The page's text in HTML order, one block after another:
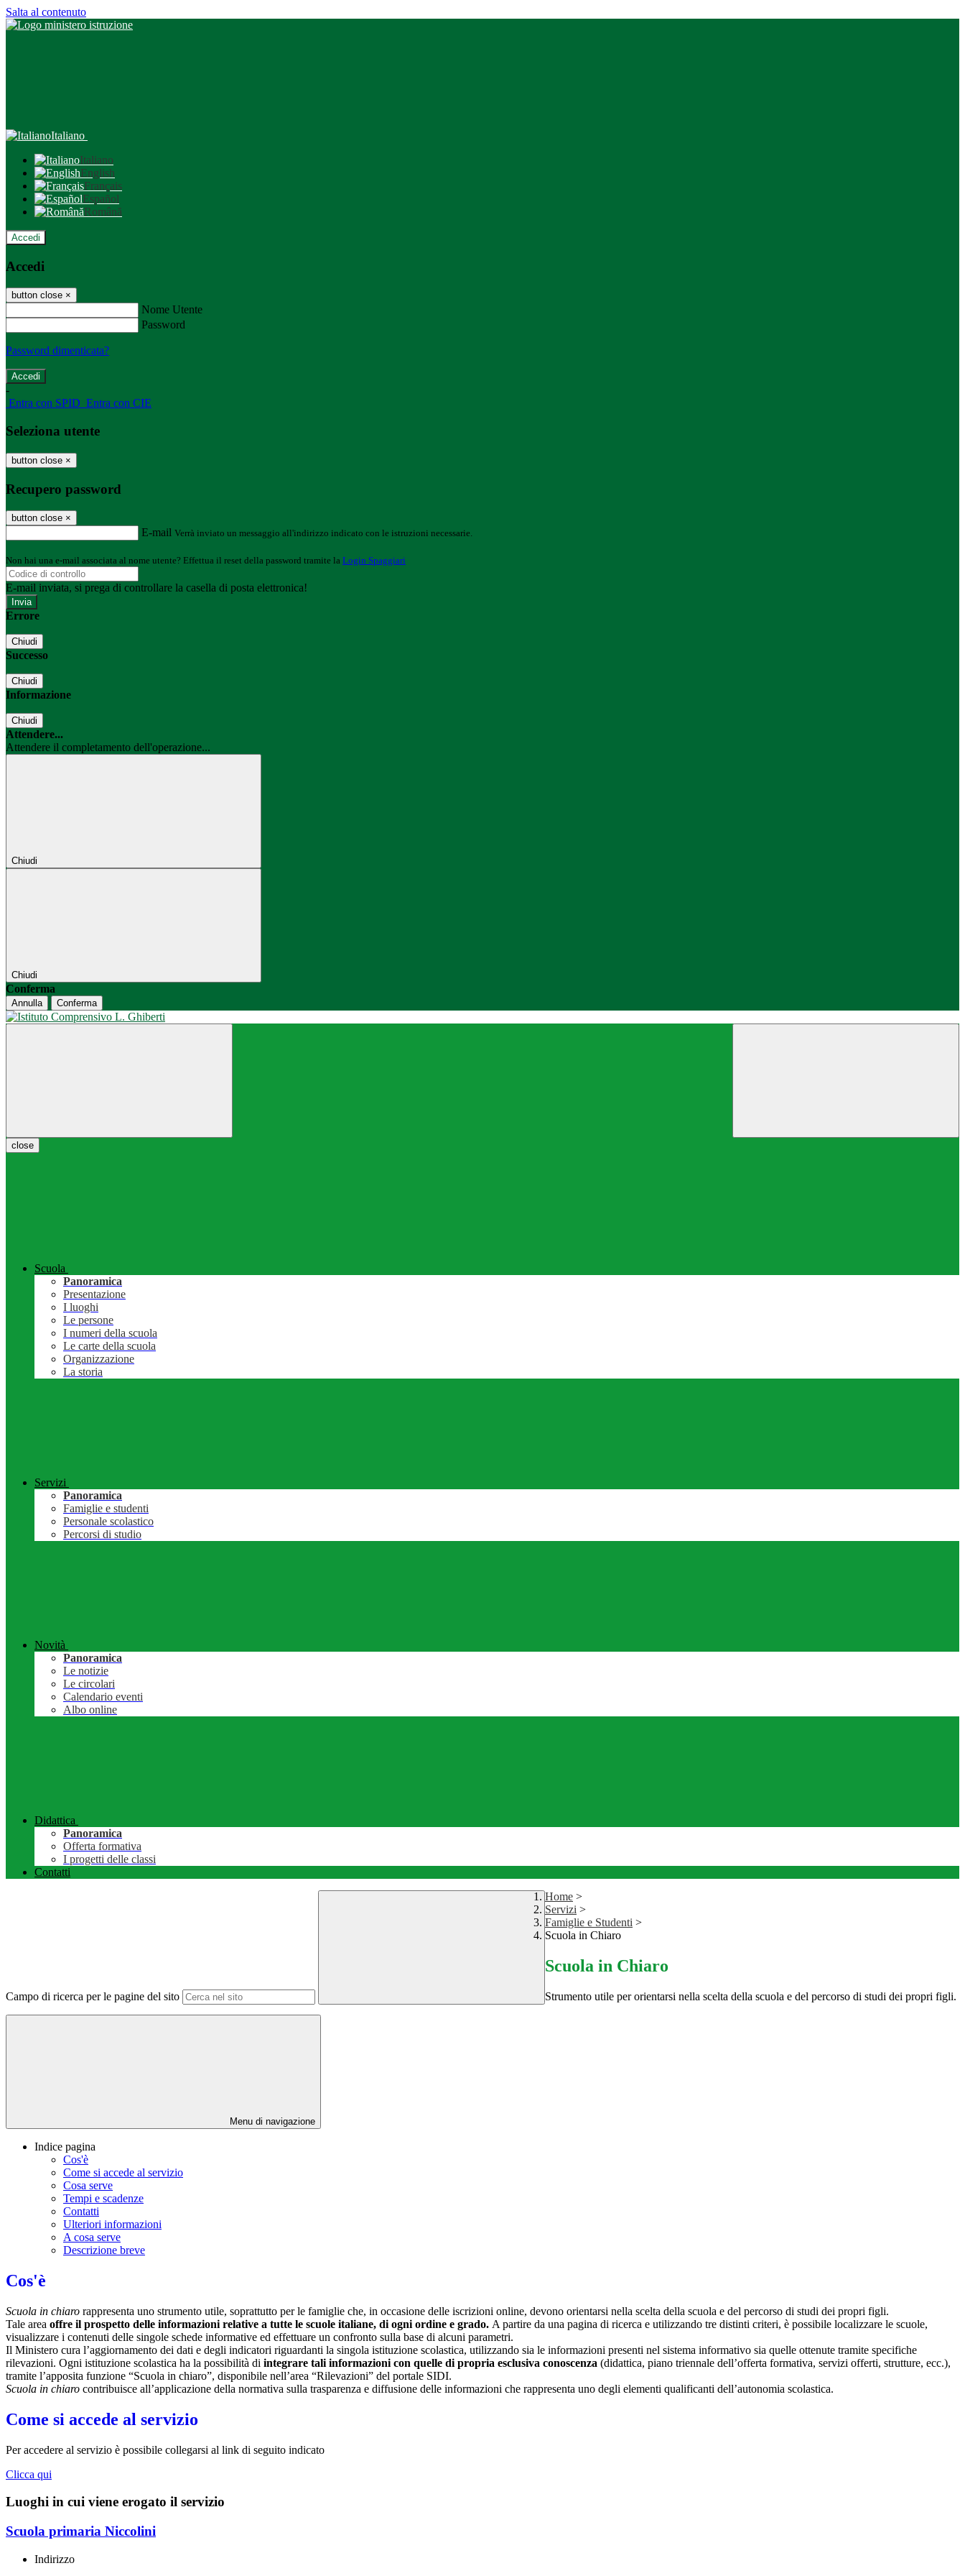
Salta al contenuto
Italiano
Italiano
English
Français
Español
Română
Accedi
Accedi
button close ×
Nome Utente
Password
Password dimenticata?
-
Entra con SPID Entra con CIE
Seleziona utente
button close ×
Recupero password
button close ×
E-mail Verrà inviato un messaggio all'indirizzo indicato con le istruzioni necessarie.
Non hai una e-mail associata al nome utente? Effettua il reset della password tramite la Login Spaggiari
E-mail inviata, si prega di controllare la casella di posta elettronica!
Errore
Chiudi
Successo
Chiudi
Informazione
Chiudi
Attendere...
Attendere il completamento dell'operazione...
Chiudi
Chiudi
Conferma
Annulla Conferma
close
Scuola
Panoramica
Presentazione
I luoghi
Le persone
I numeri della scuola
Le carte della scuola
Organizzazione
La storia
Servizi
Panoramica
Famiglie e studenti
Personale scolastico
Percorsi di studio
Novità
Panoramica
Le notizie
Le circolari
Calendario eventi
Albo online
Didattica
Panoramica
Offerta formativa
I progetti delle classi
Contatti
Campo di ricerca per le pagine del sito
Home >
Servizi >
Famiglie e Studenti >
Scuola in Chiaro
Scuola in Chiaro
Strumento utile per orientarsi nella scelta della scuola e del percorso di studi dei propri figli.
Menu di navigazione
Indice pagina
Cos'è
Come si accede al servizio
Cosa serve
Tempi e scadenze
Contatti
Ulteriori informazioni
A cosa serve
Descrizione breve
Cos'è
Scuola in chiaro rappresenta uno strumento utile, soprattutto per le famiglie che, in occasione delle iscrizioni online, devono orientarsi nella scelta della scuola e del percorso di studi dei propri figli.
Tale area offre il prospetto delle informazioni relative a tutte le scuole italiane, di ogni ordine e grado. A partire da una pagina di ricerca e utilizzando tre distinti criteri, è possibile localizzare le scuole,
visualizzare i contenuti delle singole schede informative ed effettuare un confronto sulla base di alcuni parametri.
Il Ministero cura l’aggiornamento dei dati e degli indicatori riguardanti la singola istituzione scolastica, utilizzando sia le informazioni presenti nel sistema informativo sia quelle ottenute tramite specifiche
rilevazioni. Ogni istituzione scolastica ha la possibilità di integrare tali informazioni con quelle di propria esclusiva conoscenza (didattica, piano triennale dell’offerta formativa, servizi offerti, strutture, ecc.),
tramite l’apposita funzione “Scuola in chiaro”, disponibile nell’area “Rilevazioni” del portale SIDI.
Scuola in chiaro contribuisce all’applicazione della normativa sulla trasparenza e diffusione delle informazioni che rappresenta uno degli elementi qualificanti dell’autonomia scolastica.
Come si accede al servizio
Per accedere al servizio è possibile collegarsi al link di seguito indicato
Clicca qui
Luoghi in cui viene erogato il servizio
Scuola primaria Niccolini
Indirizzo